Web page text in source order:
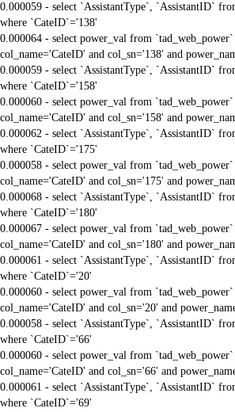
0.000059 - select `AssistantType`, `AssistantID`
where `CateID`='138'
0.000064 - select power_val from
col_name='CateID' and col_sn='138' and
0.000059 - select `AssistantType`, `AssistantID`
where `CateID`='158'
0.000060 - select power_val from
col_name='CateID' and col_sn='158' and
0.000062 - select `AssistantType`, `AssistantID`
where `CateID`='175'
0.000058 - select power_val from
col_name='CateID' and col_sn='175' and
0.000068 - select `AssistantType`, `AssistantID`
where `CateID`='180'
0.000067 - select power_val from
col_name='CateID' and col_sn='180' and
0.000061 - select `AssistantType`, `AssistantID`
where `CateID`='20'
0.000060 - select power_val from
col_name='CateID' and col_sn='20' and
0.000058 - select `AssistantType`, `AssistantID`
where `CateID`='66'
0.000060 - select power_val from
col_name='CateID' and col_sn='66' and
0.000061 - select `AssistantType`, `AssistantID`
where `CateID`='69'